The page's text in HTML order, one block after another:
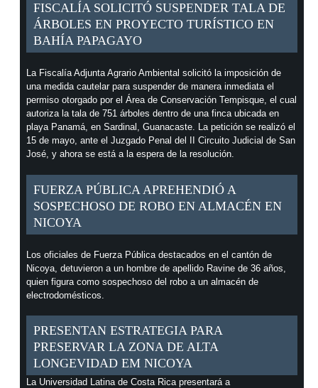
FISCALÍA SOLICITÓ SUSPENDER TALA DE
ÁRBOLES EN PROYECTO TURÍSTICO EN
BAHÍA PAPAGAYO
La Fiscalía Adjunta Agrario Ambiental solicitó la imposición de
una medida cautelar para suspender de manera inmediata el
permiso otorgado por el Área de Conservación Tempisque, el cual
autoriza la tala de 751 árboles dentro de una finca ubicada en
playa Panamá, en Sardinal, Guanacaste. La petición se realizó el
15 de mayo, ante el Juzgado Penal del II Circuito Judicial de San
José, y ahora se está a la espera de la resolución.
FUERZA PÚBLICA APREHENDIÓ A
SOSPECHOSO DE ROBO EN ALMACÉN EN
NICOYA
Los oficiales de Fuerza Pública destacados en el cantón de
Nicoya, detuvieron a un hombre de apellido Ravine de 36 años,
quien figura como sospechoso del robo a un almacén de
electrodomésticos.
PRESENTAN ESTRATEGIA PARA
PRESERVAR LA ZONA DE ALTA
LONGEVIDAD EM NICOYA
La Universidad Latina de Costa Rica presentará a